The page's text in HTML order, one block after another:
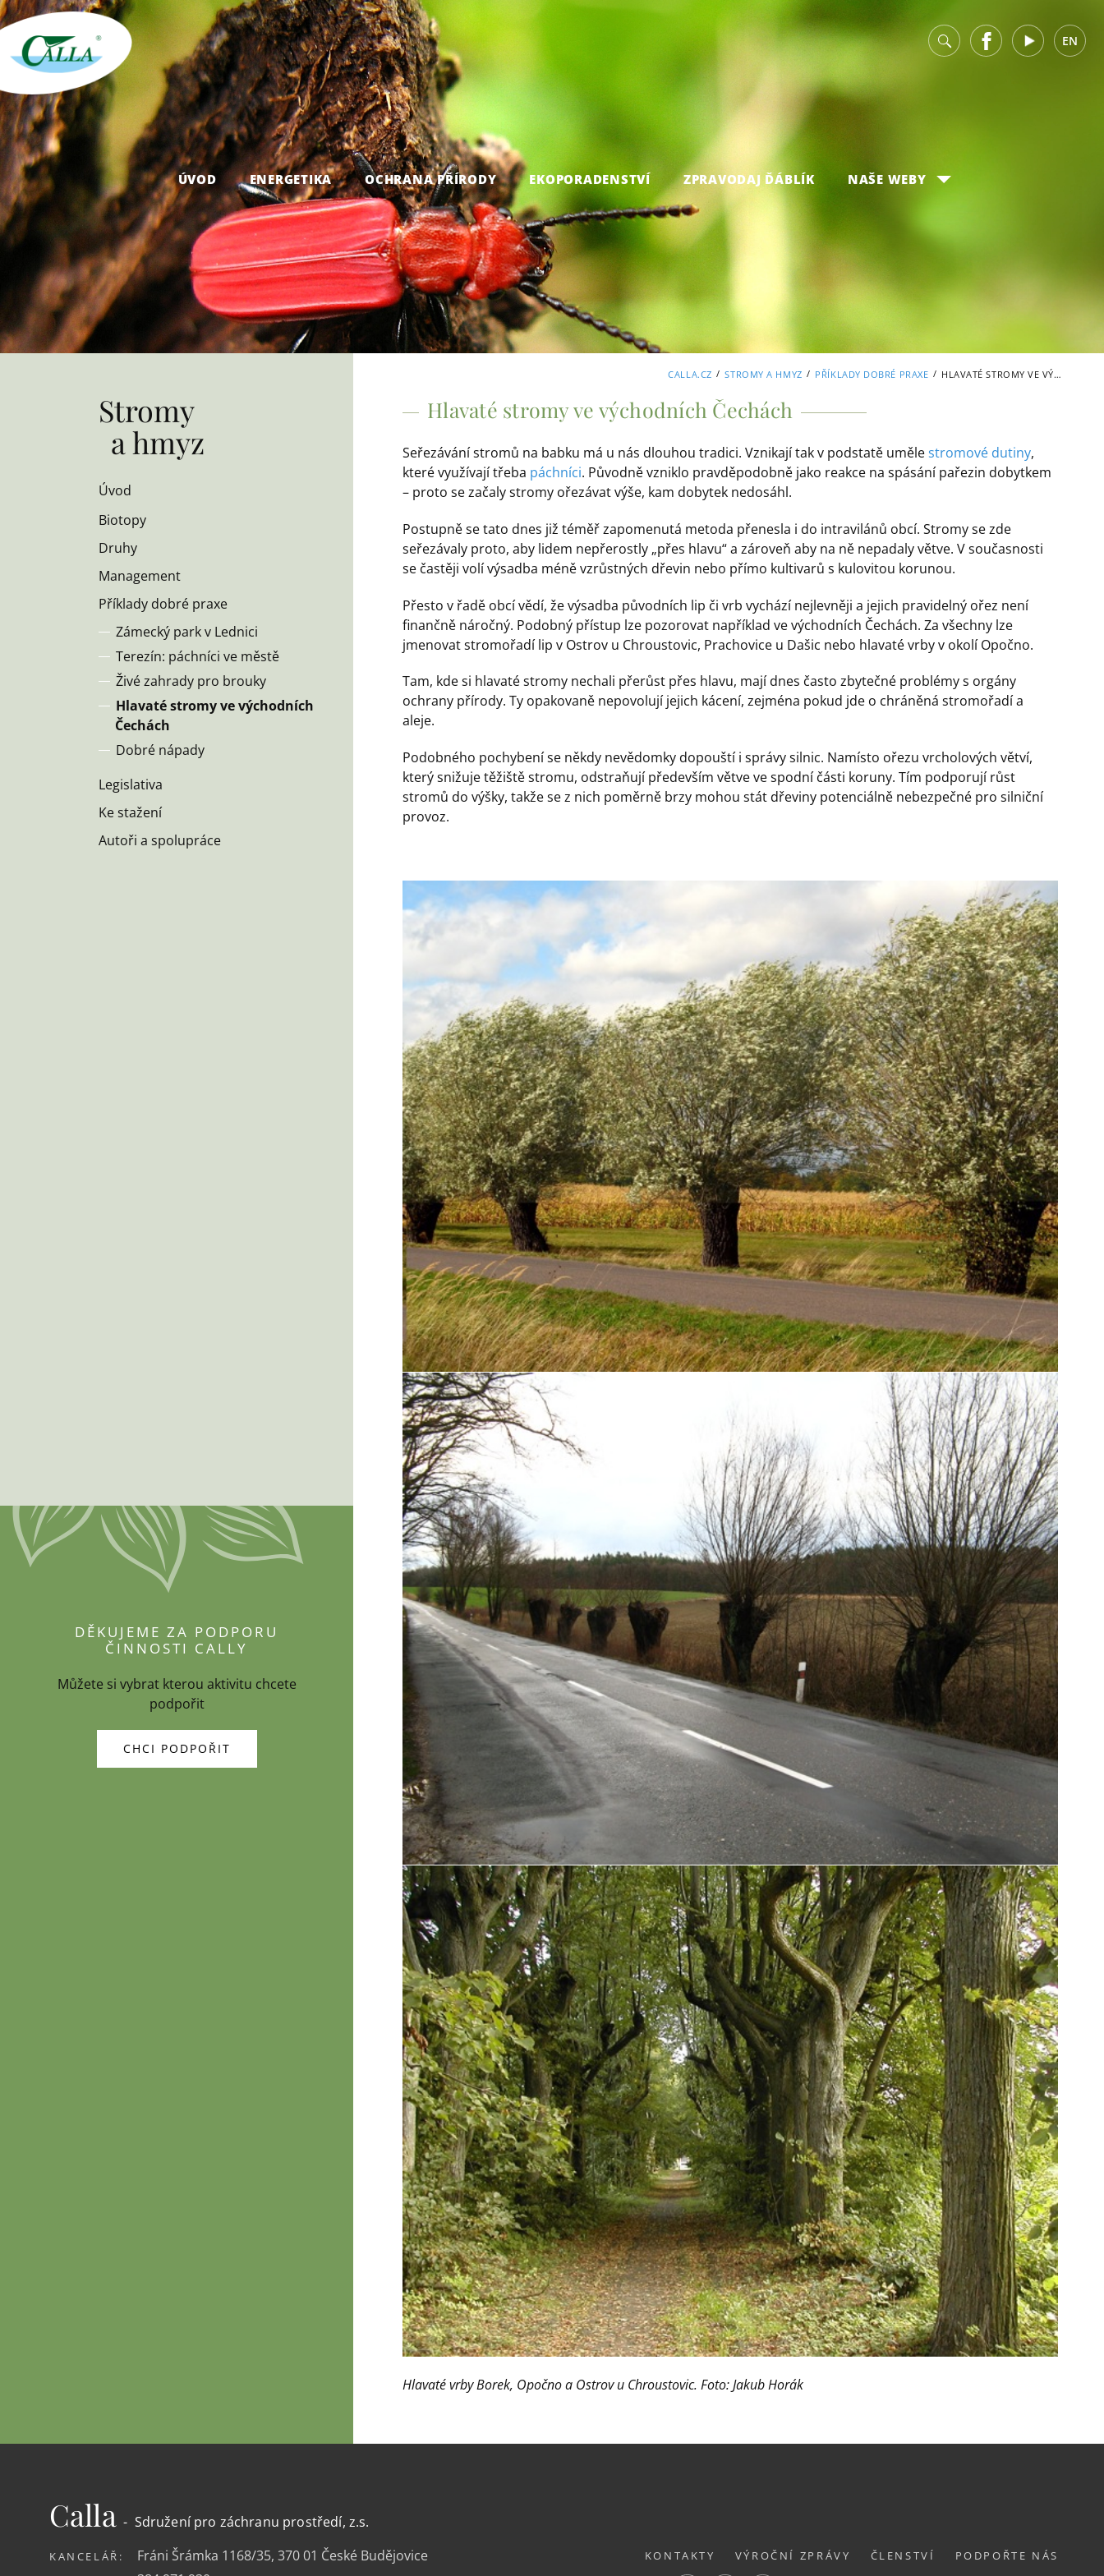
v FacebookYoutube EN
ÚVOD ENERGETIKA OCHRANA PŘÍRODY EKOPORADENSTVÍ ZPRAVODAJ ĎÁBLÍK NAŠE WEBY
CALLA.CZ / STROMY A HMYZ / PŘÍKLADY DOBRÉ PRAXE / HLAVATÉ STROMY VE VÝCHODNÍCH ČECHÁCH
Stromy
a hmyz
Úvod
Biotopy
Druhy
Management
Příklady dobré praxe
Zámecký park v Lednici
Terezín: páchníci ve městě
Živé zahrady pro brouky
Hlavaté stromy ve východních
Čechách
Dobré nápady
Legislativa
Ke stažení
Autoři a spolupráce
Hlavaté stromy ve východních Čechách
Seřezávání stromů na babku má u nás dlouhou tradici. Vznikají tak v podstatě umělestromové dutiny,
které využívají třeba páchníci. Původně vzniklo pravděpodobně jako reakce na spásání pařezin dobytkem
– proto se začaly stromy ořezávat výše, kam dobytek nedosáhl.
Postupně se tato dnes již téměř zapomenutá metoda přenesla i do intravilánů obcí. Stromy se zde
seřezávaly proto, aby lidem nepřerostly „přes hlavu“ a zároveň aby na ně nepadaly větve. V současnosti
se častěji volí výsadba méně vzrůstných dřevin nebo přímo kultivarů s kulovitou korunou.
Přesto v řadě obcí vědí, že výsadba původních lip či vrb vychází nejlevněji a jejich pravidelný ořez není
finančně náročný. Podobný přístup lze pozorovat například ve východních Čechách. Za všechny lze
jmenovat stromořadí lip v Ostrov u Chroustovic, Prachovice u Dašic nebo hlavaté vrby v okolí Opočno.
Tam, kde si hlavaté stromy nechali přerůst přes hlavu, mají dnes často zbytečné problémy s orgány
ochrany přírody. Ty opakovaně nepovolují jejich kácení, zejména pokud jde o chráněná stromořadí a
aleje.
Podobného pochybení se někdy nevědomky dopouští i správy silnic. Namísto ořezu vrcholových větví,
který snižuje těžiště stromu, odstraňují především větve ve spodní části koruny. Tím podporují růst
stromů do výšky, takže se z nich poměrně brzy mohou stát dřeviny potenciálně nebezpečné pro silniční
provoz.
Hlavaté vrby Borek, Opočno a Ostrov u Chroustovic. Foto: Jakub Horák
DĚKUJEME ZA PODPORU
ČINNOSTI CALLY
Můžete si vybrat kterou aktivitu chcete
podpořit
CHCI PODPOŘIT
Calla- Sdružení pro záchranu prostředí, z.s.
KANCELÁŘ: Fráni Šrámka 1168/35, 370 01 České Budějovice KONTAKTY VÝROČNÍ ZPRÁVY ČLENSTVÍ PODPOŘTE NÁS